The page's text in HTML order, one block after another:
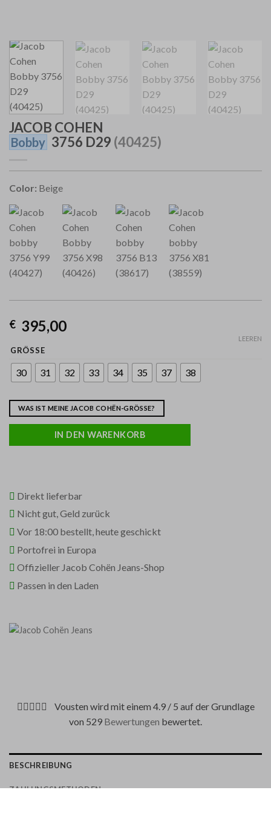
JACOB COHEN
Bobby 3756 D29 (40425)
Color: Beige
€ 395,00
GRÖSSE
30 31 32 33 34 35 37 38
LEEREN
WAS IST MEINE JACOB COHËN-GRÖSSE?
IN DEN WARENKORB
Direkt lieferbar
Nicht gut, Geld zurück
Vor 18:00 bestellt, heute geschickt
Portofrei in Europa
Offizieller Jacob Cohën Jeans-Shop
Passen in den Laden
Vousten wird mit einem 4.9 / 5 auf der Grundlage
von 529 Bewertungen bewertet.
BESCHREIBUNG
ZAHLUNGSMETHODEN